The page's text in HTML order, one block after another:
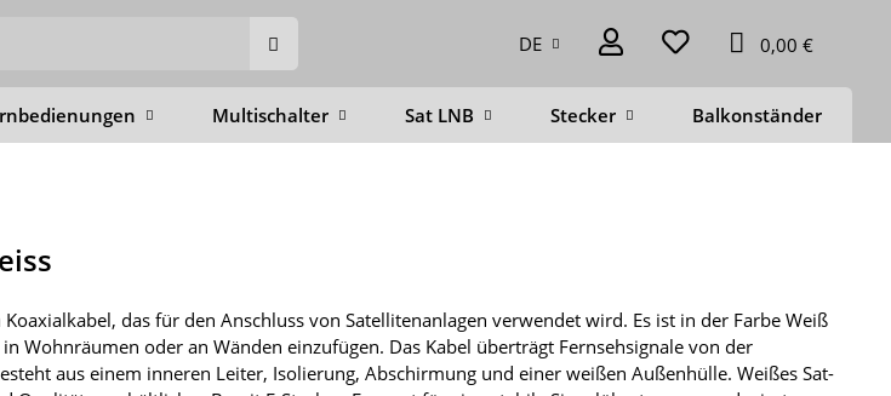
DE 0,00 €
Multischalter Sat LNB Stecker Balkonständer
das für den Anschluss von Satellitenanlagen verwendet wird. Es ist in der Farbe Weiß
Wohnräumen oder an Wänden einzufügen. Das Kabel überträgt Fernsehsignale von der
aus einem inneren Leiter, Isolierung, Abschirmung und einer weißen Außenhülle. Weißes Sat-